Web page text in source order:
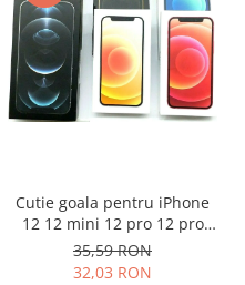
Cutie goala pentru iPhone
12 12 mini 12 pro 12 pro
max originala
35,59 RON
32,03 RON